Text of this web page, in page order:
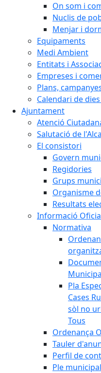
On som i
Nuclis de
Menjar i
Equipaments
Medi Ambient
Entitats i
Empreses i
Plans,
Calendari de
Ajuntament
Atenció
Salutació de
El consistori
Govern
Regidories
Grups
Organisme
Resultats
Informació
Normativa
Pla
Cases
sòl no
Tous
Ordenança
Tauler
Perfil de
Ple municipal